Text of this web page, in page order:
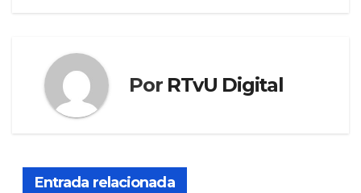
Por RTvU Digital
Entrada relacionada